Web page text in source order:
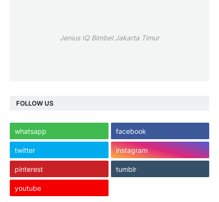
Jenius IQ Bimbel Jakarta Timur
FOLLOW US
whatsapp facebook
twitter instagram
pinterest tumblr
youtube